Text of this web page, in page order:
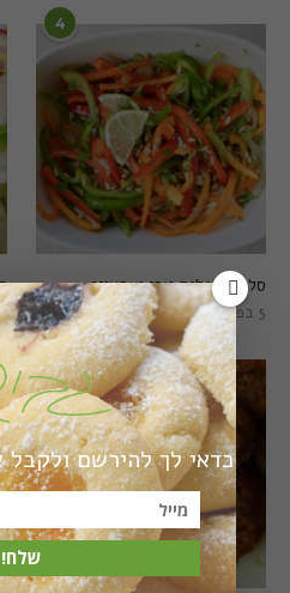
1 באוגוסט 2022
4
סלט פלפלים טרי וצבעוני
5 בפברואר 2021
6
כדאי לך להירשם ולקבל
שלח!